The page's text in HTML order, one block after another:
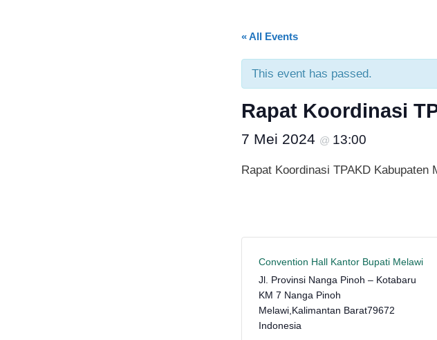
« All Events
This event has passed.
Rapat Koordinasi
7 Mei 2024 @ 13:00
Rapat Koordinasi TPAKD
Convention Hall Kantor Bupati Melawi
Jl. Provinsi Nanga Pinoh – Kotabaru
KM 7 Nanga Pinoh
Melawi, Kalimantan Barat79672
Indonesia